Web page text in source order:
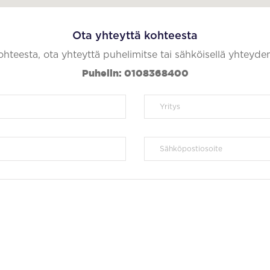
Ota yhteyttä kohteesta
ota yhteyttä puhelimitse tai sähköisellä
Puhelin: 0108368400